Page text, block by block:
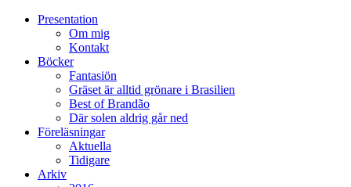
Presentation
Om mig
Kontakt
Böcker
Fantasiön
Gräset är alltid grönare i Brasilien
Best of Brandão
Där solen aldrig går ned
Föreläsningar
Aktuella
Tidigare
Arkiv